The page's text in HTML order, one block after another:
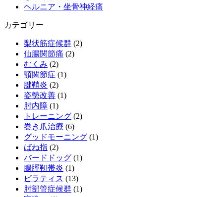
ヘルニア・坐骨神経痛
カテゴリー
梨状筋症候群 (2)
仙腸関節痛 (2)
むくみ (2)
顎関節症 (1)
腱鞘炎 (2)
姿勢改善 (1)
肘内障 (1)
トレーニング (2)
巻き爪治療 (6)
グッドモーニング (1)
ばね指 (2)
バードドッグ (1)
腸脛靭帯炎 (1)
ピラティス (13)
肘部管症候群 (1)